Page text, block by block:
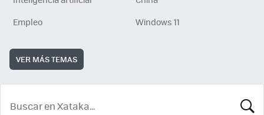
Empleo
Windows 11
VER MÁS TEMAS